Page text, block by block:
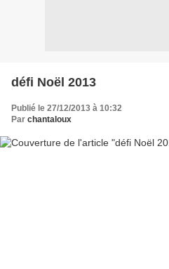
défi Noël 2013
Publié le 27/12/2013 à 10:32
Par chantaloux